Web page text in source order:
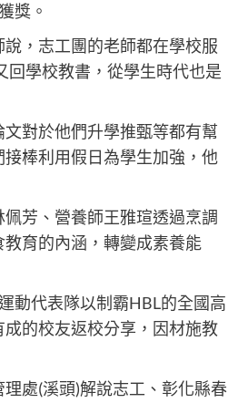
獎。
，志工團的老師都在學校服
回學校教書，從學生時代也是
對於他們升學推甄等都有幫
棒利用假日為學生加強，他
芳、營養師王雅瑄透過烹調
育的內涵，轉變成素養能
動代表隊以制霸HBL的全國高
的校友返校分享，因材施教
處(溪頭)解說志工、彰化縣春